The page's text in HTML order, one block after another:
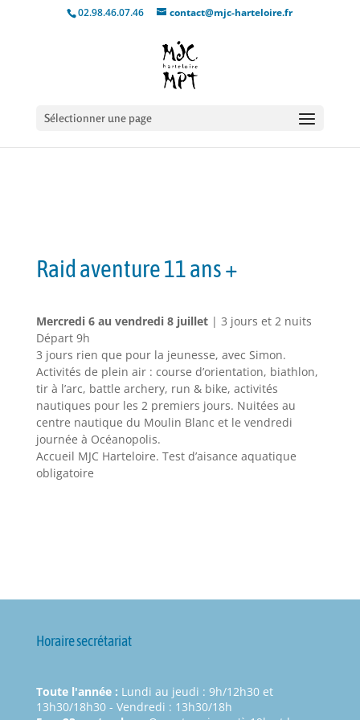
02.98.46.07.46 contact@mjc-harteloire.fr
Sélectionner une page
Raid aventure 11 ans +
Mercredi 6 au vendredi 8 juillet| 3 jours et 2 nuits
Départ 9h
3 jours rien que pour la jeunesse, avec Simon.
Activités de plein air : course d’orientation, biathlon,
tir à l’arc, battle archery, run & bike, activités
nautiques pour les 2 premiers jours. Nuitées au
centre nautique du Moulin Blanc et le vendredi
journée à Océanopolis.
Accueil MJC Harteloire. Test d’aisance aquatique
obligatoire
Horaire secrétariat
Toute l'année : Lundi au jeudi : 9h/12h30 et
13h30/18h30 - Vendredi : 13h30/18h